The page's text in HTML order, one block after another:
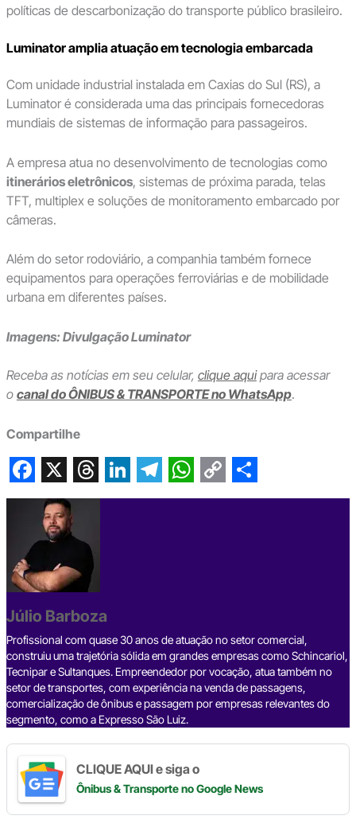
políticas de descarbonização do transporte público brasileiro.
Luminator amplia atuação em tecnologia embarcada
Com unidade industrial instalada em Caxias do Sul (RS), a
Luminator é considerada uma das principais fornecedoras
mundiais de sistemas de informação para passageiros.
A empresa atua no desenvolvimento de tecnologias como
itinerários eletrônicos, sistemas de próxima parada, telas
TFT, multiplex e soluções de monitoramento embarcado por
câmeras.
Além do setor rodoviário, a companhia também fornece
equipamentos para operações ferroviárias e de mobilidade
urbana em diferentes países.
Imagens: Divulgação Luminator
Receba as notícias em seu celular, clique aquipara acessar
o canal do ÔNIBUS & TRANSPORTE no WhatsApp.
Compartilhe
F
e
b
o
o
k
X T
h
r
e
a
d
s
L
d
I
n
T
a
m
W
p
p
C
n
k
S
Júlio Barboza
Profissional com quase 30 anos de atuação no setor comercial,
construiu uma trajetória sólida em grandes empresas como Schincariol,
Tecnipar e Sultanques. Empreendedor por vocação, atua também no
setor de transportes, com experiência na venda de passagens,
comercialização de ônibus e passagem por empresas relevantes do
segmento, como a Expresso São Luiz.
CLIQUE AQUI e siga o
Ônibus & Transporteno Google News